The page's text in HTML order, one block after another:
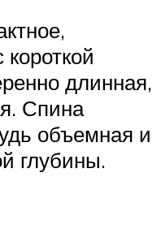
длинная,
Спина
объемная и
глубины.